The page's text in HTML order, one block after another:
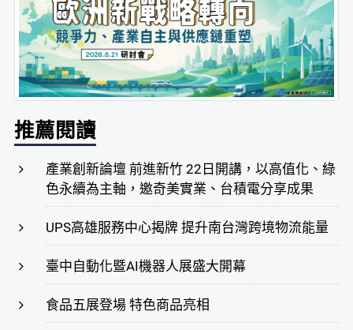
推薦閱讀
產業創新論壇 前進新竹 22日開講，以高值化、綠
色永續為主軸，邀奇美實業、台積電分享成果
UPS高雄服務中心揭牌 提升南台灣跨境物流能量
臺中自動化暨AI機器人展盛大開幕
食品五展登場 特色商品亮相